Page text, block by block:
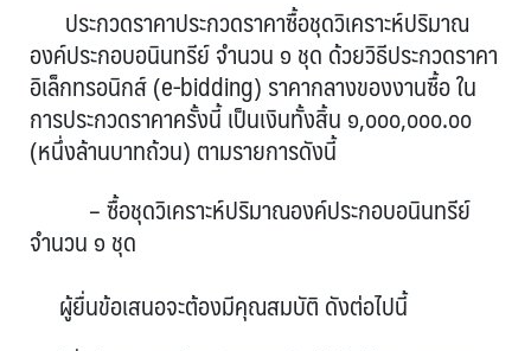
ประกวดราคาประกวดราคาซื้อชุดวิเคราะห์ปริมาณ
องค์ประกอบอนินทรีย์ จำนวน ๑ ชุด ด้วยวิธีประกวดราคา
อิเล็กทรอนิกส์ (e-bidding) ราคากลางของงานซื้อ ใน
การประกวดราคาครั้งนี้ เป็นเงินทั้งสิ้น ๑,๐๐๐,๐๐๐.๐๐
(หนึ่งล้านบาทถ้วน) ตามรายการดังนี้
– ซื้อชุดวิเคราะห์ปริมาณองค์ประกอบอนินทรีย์
จำนวน ๑ ชุด
ผู้ยื่นข้อเสนอจะต้องมีคุณสมบัติ ดังต่อไปนี้